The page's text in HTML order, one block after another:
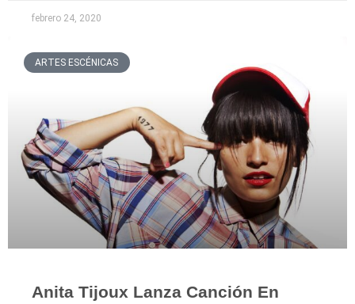
febrero 24, 2020
ARTES ESCÉNICAS
Anita Tijoux Lanza Canción En